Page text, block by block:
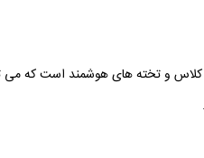
کلاس و تخته های هوشمند است که